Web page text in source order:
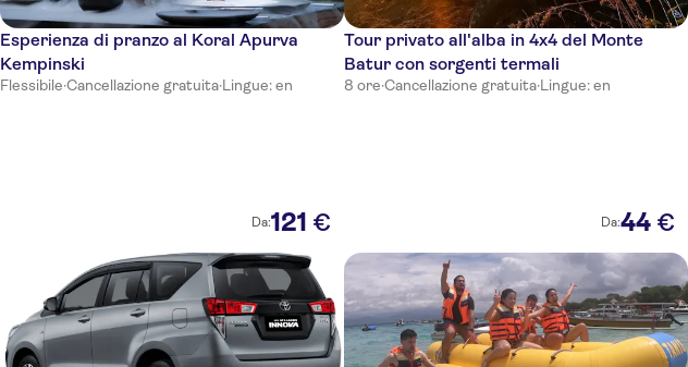
Sanur
Ubud
Esperienza di pranzo al Koral Apurva
Kempinski
Flessibile·Cancellazione gratuita·Lingue: en
Da:121 €
Tour privato all'alba in 4x4 del Monte
Batur con sorgenti termali
8 ore·Cancellazione gratuita·Lingue: en
Da:44 €